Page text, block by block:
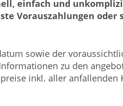
einfach und
Vorauszahlungen oder
sowie der
zu den
inkl. aller anfallenden